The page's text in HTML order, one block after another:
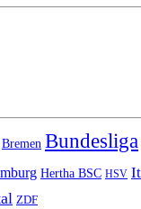
Bremen Bundesliga
Hertha BSC HSV
ZDF